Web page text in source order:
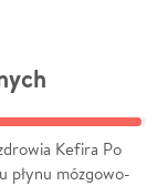
Kefira Po
płynu mózgowo-